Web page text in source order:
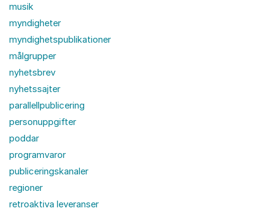
musik
myndigheter
myndighetspublikationer
målgrupper
nyhetsbrev
nyhetssajter
parallellpublicering
personuppgifter
poddar
programvaror
publiceringskanaler
regioner
retroaktiva leveranser